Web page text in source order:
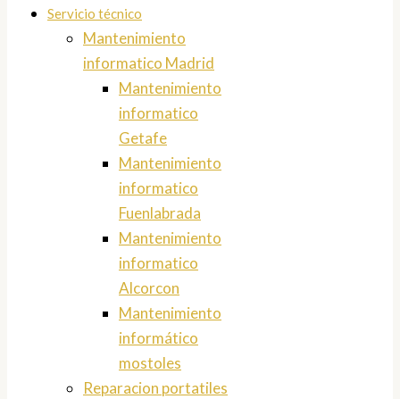
Servicio técnico
Mantenimiento
informatico Madrid
Mantenimiento
informatico
Getafe
Mantenimiento
informatico
Fuenlabrada
Mantenimiento
informatico
Alcorcon
Mantenimiento
informático
mostoles
Reparacion portatiles